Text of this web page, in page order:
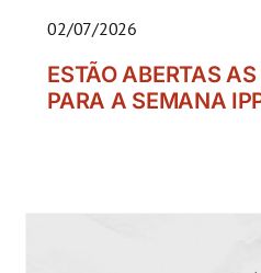
02/07/2026
ESTÃO ABERTAS
PARA A SEMANA